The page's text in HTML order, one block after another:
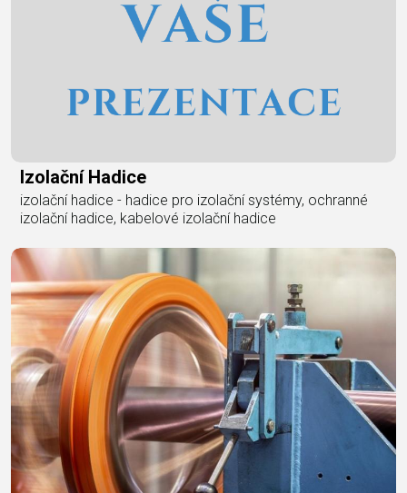
Izolační Hadice
izolační hadice - hadice pro izolační systémy, ochranné
izolační hadice, kabelové izolační hadice